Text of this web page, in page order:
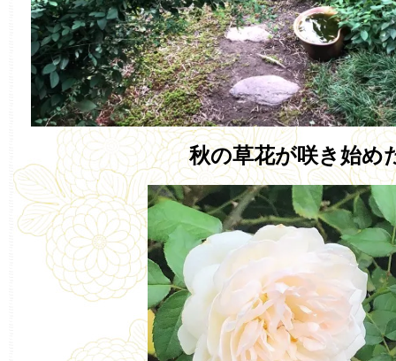
秋の草花が咲き始